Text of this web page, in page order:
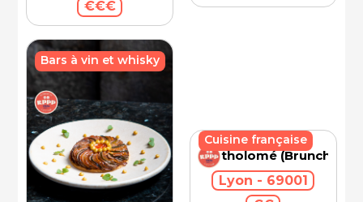
€€€
Bars à vin et whisky
Bartholomé (Brunch)
Lyon - 69001
Cuisine française